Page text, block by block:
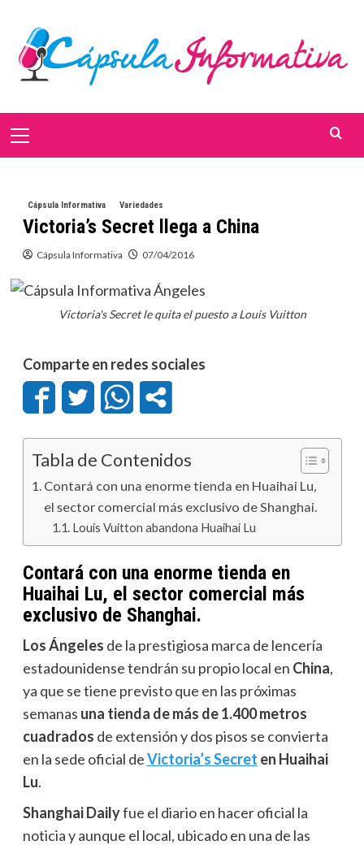
contenido
Menú
Cápsula Informativa Variedades
Victoria’s Secret llega a China
Cápsula Informativa 07/04/2016
Victoria's Secret le quita el puesto a Louis Vuitton
Comparte en redes sociales
Tabla de Contenidos
Contará con una enorme tienda en Huaihai Lu,
el sector comercial más exclusivo de Shanghai.
Louis Vuitton abandona Huaihai Lu
Contará con una enorme tienda en
Huaihai Lu, el sector comercial más
exclusivo de Shanghai.
Los Ángeles de la prestigiosa marca de lencería
estadounidense tendrán su propio local en China,
ya que se tiene previsto que en las próximas
semanas una tienda de más de 1.400 metros
cuadrados de extensión y dos pisos se convierta
en la sede oficial deVictoria’s Secret en Huaihai
Lu.
Shanghai Dailyfue el diario en hacer oficial la
noticia y aunque el local, ubicado en una de las